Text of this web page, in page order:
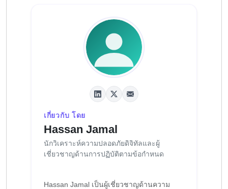
เกี่ยวกับ โดย
Hassan Jamal
นักวิเคราะห์ความปลอดภัยดิจิทัลและผู้
เชี่ยวชาญด้านการปฏิบัติตามข้อกำหนด
Hassan Jamal เป็นผู้เชี่ยวชาญด้านความ